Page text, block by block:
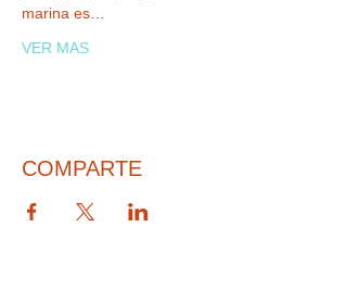
marina es…
VER MAS
COMPARTE